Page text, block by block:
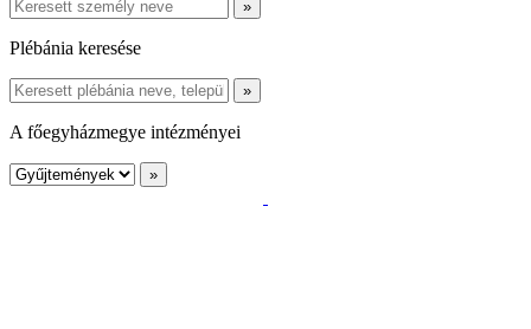
Plébánia keresése
A főegyházmegye intézményei